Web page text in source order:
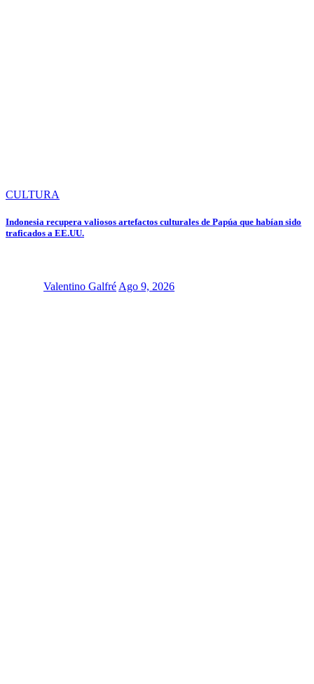
CULTURA
Indonesia recupera valiosos artefactos culturales de Papúa que habían sido
traficados a EE.UU.
Valentino Galfré Ago 9, 2026